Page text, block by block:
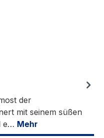
der
mit seinem süßen
e… Mehr